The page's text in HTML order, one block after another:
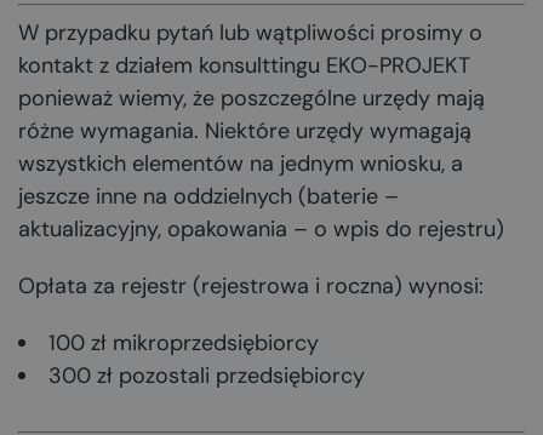
W przypadku pytań lub wątpliwości prosimy o
kontakt z działem konsulttingu EKO-PROJEKT
ponieważ wiemy, że poszczególne urzędy mają
różne wymagania. Niektóre urzędy wymagają
wszystkich elementów na jednym wniosku, a
jeszcze inne na oddzielnych (baterie –
aktualizacyjny, opakowania – o wpis do rejestru)
Opłata za rejestr (rejestrowa i roczna) wynosi:
100 zł mikroprzedsiębiorcy
300 zł pozostali przedsiębiorcy